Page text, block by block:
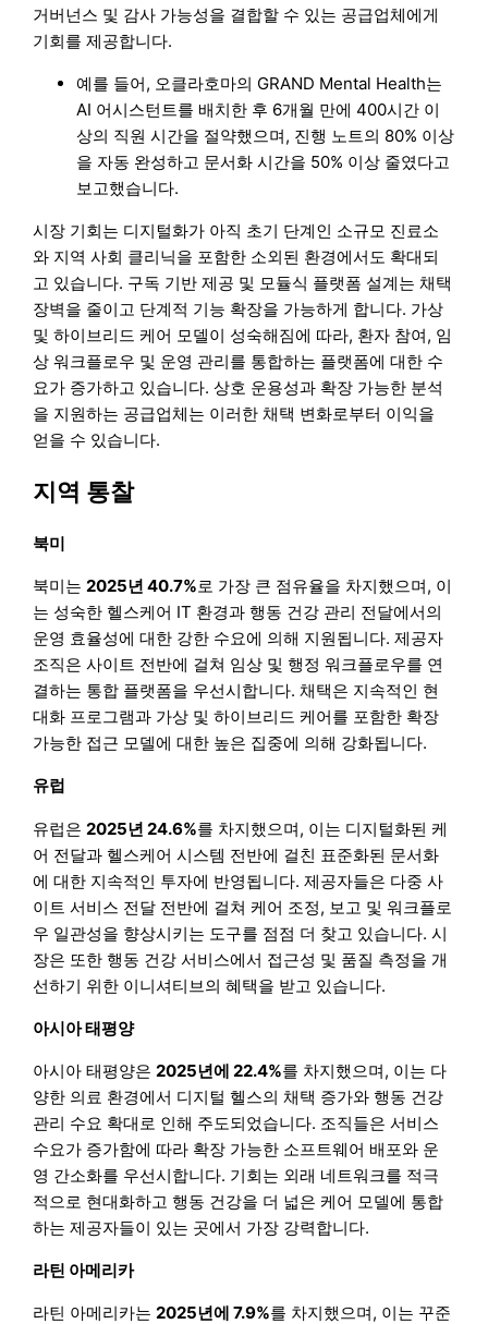
거버넌스 및 감사 가능성을 결합할 수 있는 공급업체에게
기회를 제공합니다.
예를 들어, 오클라호마의 GRAND Mental Health는
AI 어시스턴트를 배치한 후 6개월 만에 400시간 이
상의 직원 시간을 절약했으며, 진행 노트의 80% 이상
을 자동 완성하고 문서화 시간을 50% 이상 줄였다고
보고했습니다.
시장 기회는 디지털화가 아직 초기 단계인 소규모 진료소
와 지역 사회 클리닉을 포함한 소외된 환경에서도 확대되
고 있습니다. 구독 기반 제공 및 모듈식 플랫폼 설계는 채택
장벽을 줄이고 단계적 기능 확장을 가능하게 합니다. 가상
및 하이브리드 케어 모델이 성숙해짐에 따라, 환자 참여, 임
상 워크플로우 및 운영 관리를 통합하는 플랫폼에 대한 수
요가 증가하고 있습니다. 상호 운용성과 확장 가능한 분석
을 지원하는 공급업체는 이러한 채택 변화로부터 이익을
얻을 수 있습니다.
지역 통찰
북미
북미는2025년 40.7%로 가장 큰 점유율을 차지했으며, 이
는 성숙한 헬스케어 IT 환경과 행동 건강 관리 전달에서의
운영 효율성에 대한 강한 수요에 의해 지원됩니다. 제공자
조직은 사이트 전반에 걸쳐 임상 및 행정 워크플로우를 연
결하는 통합 플랫폼을 우선시합니다. 채택은 지속적인 현
대화 프로그램과 가상 및 하이브리드 케어를 포함한 확장
가능한 접근 모델에 대한 높은 집중에 의해 강화됩니다.
유럽
유럽은 2025년 24.6%를 차지했으며, 이는 디지털화된 케
어 전달과 헬스케어 시스템 전반에 걸친 표준화된 문서화
에 대한 지속적인 투자에 반영됩니다. 제공자들은 다중 사
이트 서비스 전달 전반에 걸쳐 케어 조정, 보고 및 워크플로
우 일관성을 향상시키는 도구를 점점 더 찾고 있습니다. 시
장은 또한 행동 건강 서비스에서 접근성 및 품질 측정을 개
선하기 위한 이니셔티브의 혜택을 받고 있습니다.
아시아 태평양
아시아 태평양은 2025년에 22.4%를 차지했으며, 이는 다
양한 의료 환경에서 디지털 헬스의 채택 증가와 행동 건강
관리 수요 확대로 인해 주도되었습니다. 조직들은 서비스
수요가 증가함에 따라 확장 가능한 소프트웨어 배포와 운
영 간소화를 우선시합니다. 기회는 외래 네트워크를 적극
적으로 현대화하고 행동 건강을 더 넓은 케어 모델에 통합
하는 제공자들이 있는 곳에서 가장 강력합니다.
라틴 아메리카
라틴 아메리카는 2025년에 7.9%를 차지했으며, 이는 꾸준